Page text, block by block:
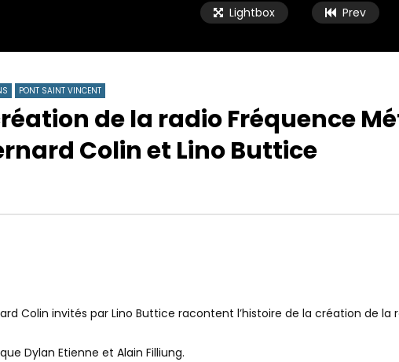
Lightbox Prev
PONT SAINT VINCENT
de la radio Fréquence
Colin et Lino Buttice
Colin invités par Lino Buttice racontent l’histoire de la création de la
Dylan Etienne et Alain Filliung.